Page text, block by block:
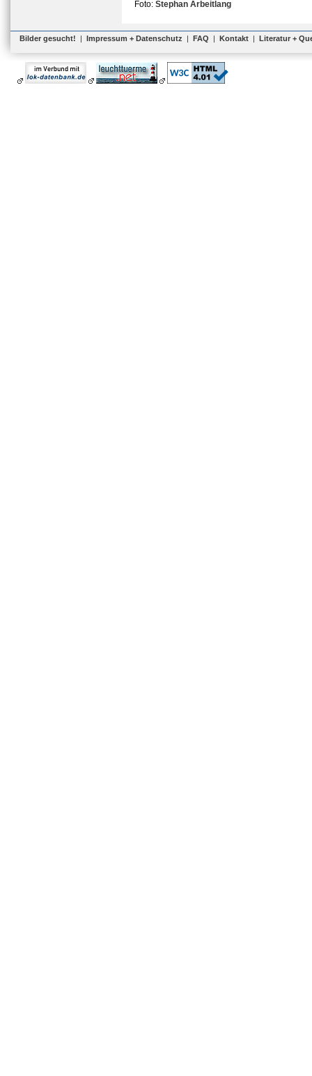
Foto: Stephan Arbeitlang
Bilder gesucht! | Impressum + Datenschutz | FAQ | Kontakt | Literatur +